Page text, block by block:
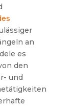
an
es
den
und